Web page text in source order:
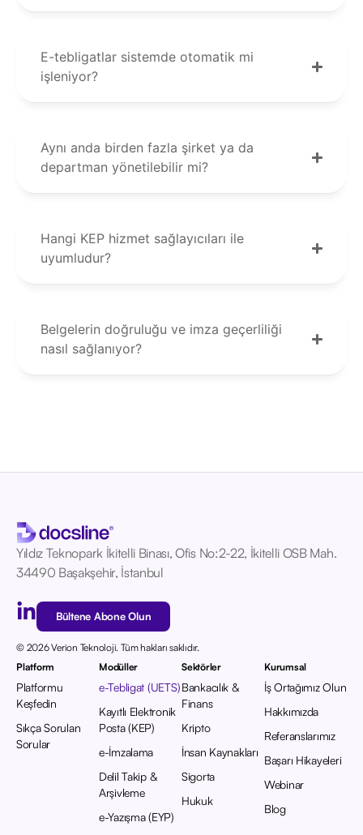
E-tebligatlar sistemde otomatik mi
işleniyor?
Aynı anda birden fazla şirket ya da
departman yönetilebilir mi?
Hangi KEP hizmet sağlayıcıları ile
uyumludur?
Belgelerin doğruluğu ve imza geçerliliği
nasıl sağlanıyor?
Yıldız Teknopark İkitelli Binası, Ofis No:2-22, İkitelli OSB Mah.
34490 Başakşehir, İstanbul
Bültene Abone Olun
© 2026 Verion Teknoloji. Tüm hakları saklıdır.
Platform
Platformu
Keşfedin
Sıkça Sorulan
Sorular
Modüller
e-Tebligat (UETS)
Kayıtlı Elektronik
Posta (KEP)
e-İmzalama
Delil Takip &
Arşivleme
e-Yazışma (EYP)
Sektörler
Bankacılık &
Finans
Kripto
İnsan Kaynakları
Sigorta
Hukuk
Kurumsal
İş Ortağımız Olun
Hakkımızda
Referanslarımız
Başarı Hikayeleri
Webinar
Blog